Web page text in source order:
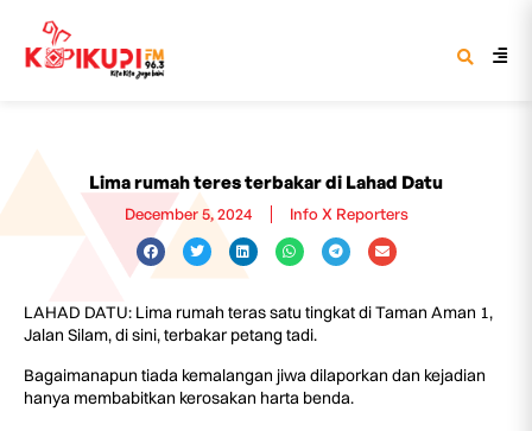
Lima rumah teres terbakar di Lahad Datu
December 5, 2024 Info X Reporters
LAHAD DATU: Lima rumah teras satu tingkat di Taman Aman 1,
Jalan Silam, di sini, terbakar petang tadi.
Bagaimanapun tiada kemalangan jiwa dilaporkan dan kejadian
hanya membabitkan kerosakan harta benda.